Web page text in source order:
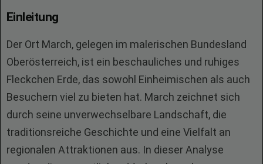
Einleitung
Der Ort March, gelegen im malerischen Bundesland
Oberösterreich, ist ein beschauliches und ruhiges
Fleckchen Erde, das sowohl Einheimischen als auch
Besuchern viel zu bieten hat. March zeichnet sich
durch seine unverwechselbare Landschaft, die
traditionsreiche Geschichte und eine Vielfalt an
regionalen Attraktionen aus. In dieser Analyse